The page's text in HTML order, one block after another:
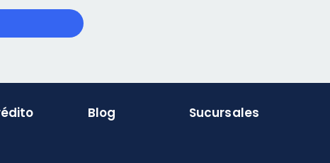
Blog Sucursales